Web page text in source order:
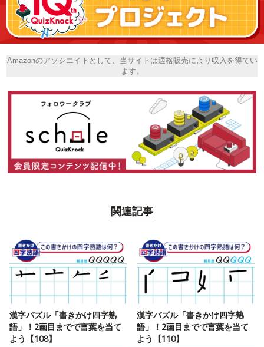
Amazonのアソシエイトとして、当サイトは適格販売により収入を得てい
ます。
関連記事
漢字パズル「書きかけ四字熟
語」！2画目までで言葉を当て
よう【108】
漢字パズル「書きかけ四字熟
語」！2画目までで言葉を当て
よう【110】